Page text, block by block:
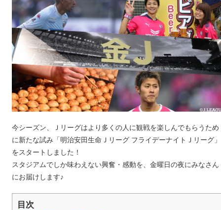
今シーズン、Ｊリーグはより多くの人に観戦を楽しんでもらうため
に新たな試み「明治安田生命Ｊリーグ フライデーナイトＪリーグ」
をスタートしました！
スタジアムでしか味わえない興奮・感動を、金曜日の夜にみなさん
にお届けします♪
目次